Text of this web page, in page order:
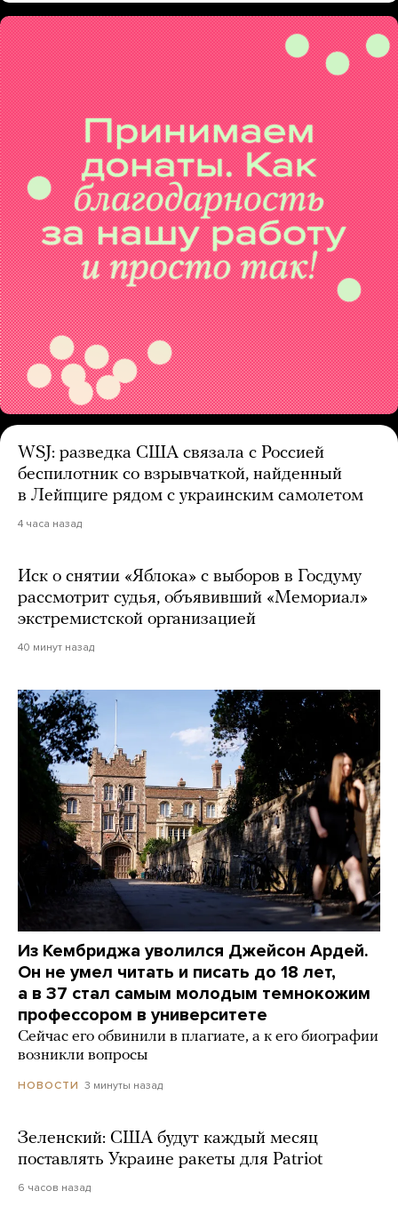
WSJ: разведка США связала с Россией
беспилотник со взрывчаткой, найденный
в Лейпциге рядом с украинским самолетом
4 часа назад
Иск о снятии «Яблока» с выборов в Госдуму
рассмотрит судья, объявивший «Мемориал»
экстремистской организацией
40 минут назад
Из Кембриджа уволился Джейсон Ардей.
Он не умел читать и писать до 18 лет,
а в 37 стал самым молодым темнокожим
профессором в университете
Сейчас его обвинили в плагиате, а к его биографии
возникли вопросы
НОВОСТИ 3 минуты назад
Зеленский: США будут каждый месяц
поставлять Украине ракеты для Patriot
6 часов назад